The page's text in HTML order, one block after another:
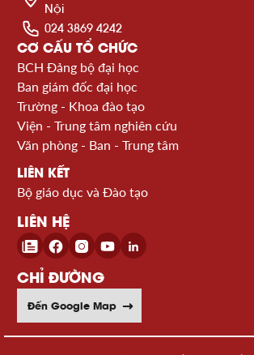
Nội
024 3869 4242
CƠ CẤU TỔ CHỨC
BCH Đảng bộ đại học
Ban giám đốc đại học
Trường - Khoa đào tạo
Viện - Trung tâm nghiên cứu
Văn phòng - Ban - Trung tâm
LIÊN KẾT
Bộ giáo dục và Đào tạo
LIÊN HỆ
CHỈ ĐƯỜNG
Đến Google Map